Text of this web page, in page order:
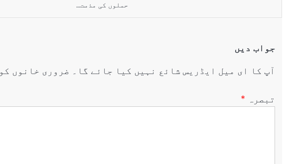
حملوں کی مذمت…
جواب دیں
آپ کا ای میل ایڈریس شائع نہیں کیا جائے گا۔ ضروری خانوں کو
تبصرہ *